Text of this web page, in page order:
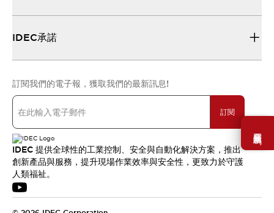
需要幫助嗎？
IDEC承諾
訂閱我們的電子報，獲取我們的最新訊息!
訂閱
IDEC 提供全球性的工業控制、安全與自動化解決方案，推出
創新產品與服務，提升現場作業效率與安全性，更致力於守護
人類福祉。